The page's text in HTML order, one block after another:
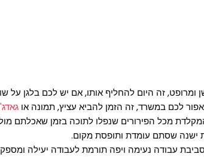
ומרופט, זה היום להחליף אותו, אם יש לכם בלגן על
לכם במשרד, זה הזמן להביא עציץ, תמונה או
מכל הפירורים שנפלו לתוכה בזמן שאכלתם
ישנה שסתם עומדת ותופסת מקום.
עבודה נעימה ויפה תורמת לעבודה יעילה